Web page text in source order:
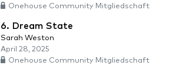
Onehouse Community Mitgliedschaft
6. Dream State
Sarah Weston
April 28, 2025
Onehouse Community Mitgliedschaft